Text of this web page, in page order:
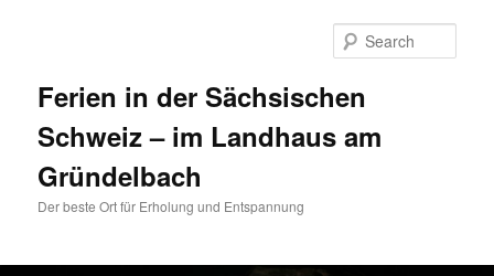
Ferien in der Sächsischen
Schweiz – im Landhaus am
Gründelbach
Der beste Ort für Erholung und Entspannung